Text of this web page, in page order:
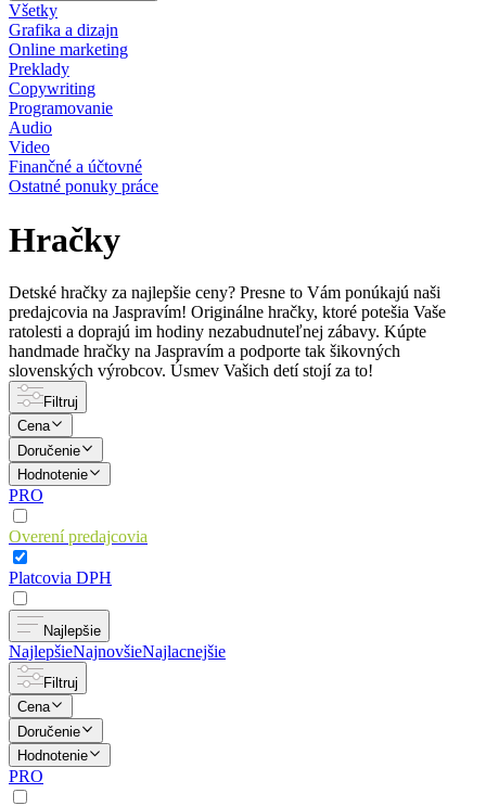
Všetky
Grafika a dizajn
Online marketing
Preklady
Copywriting
Programovanie
Audio
Video
Finančné a účtovné
Ostatné ponuky práce
Hračky
Detské hračky za najlepšie ceny? Presne to Vám ponúkajú naši
predajcovia na Jaspravím! Originálne hračky, ktoré potešia Vaše
ratolesti a doprajú im hodiny nezabudnuteľnej zábavy. Kúpte
handmade hračky na Jaspravím a podporte tak šikovných
slovenských výrobcov. Úsmev Vašich detí stojí za to!
Filtruj
Cena
Doručenie
Hodnotenie
PRO
Overení predajcovia
Platcovia DPH
Najlepšie
NajlepšieNajnovšieNajlacnejšie
Filtruj
Cena
Doručenie
Hodnotenie
PRO